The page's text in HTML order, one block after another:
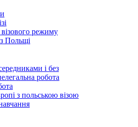
режиму
Польщі
і без
робота
з польською візою